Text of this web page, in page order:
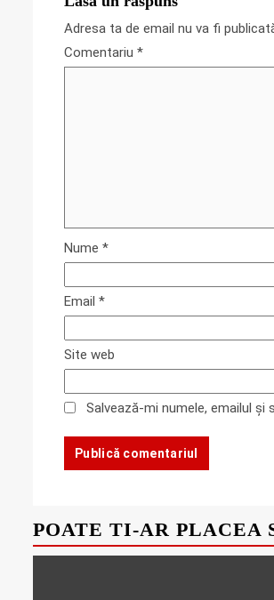
Adresa ta de email nu va fi
Comentariu *
Nume *
Email *
Site web
Salvează-mi numele, emailul
POATE TI-AR PLACEA